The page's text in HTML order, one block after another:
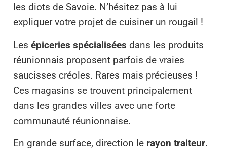
les diots de Savoie. N’hésitez pas à lui
expliquer votre projet de cuisiner un rougail !
Les épiceries spécialisées dans les produits
réunionnais proposent parfois de vraies
saucisses créoles. Rares mais précieuses !
Ces magasins se trouvent principalement
dans les grandes villes avec une forte
communauté réunionnaise.
En grande surface, direction le rayon traiteur.